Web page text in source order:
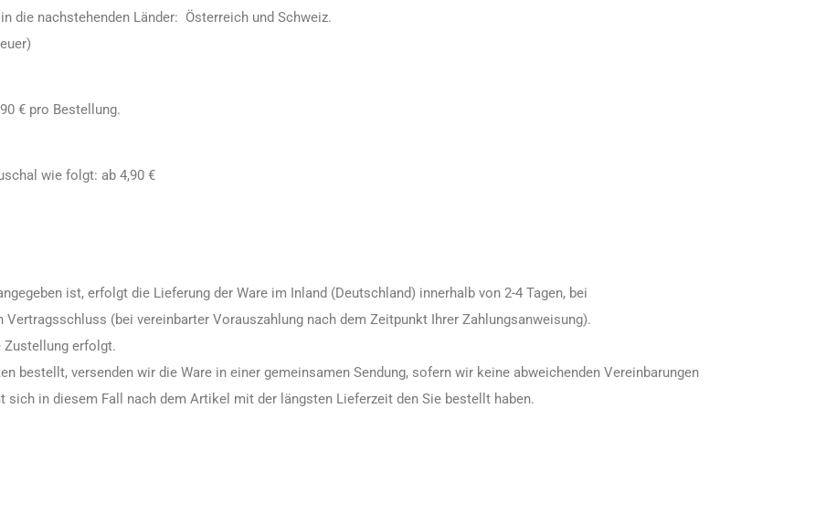
die nachstehenden Länder: Österreich und Schweiz.
€ pro Bestellung.
wie folgt: ab 4,90 €
ist, erfolgt die Lieferung der Ware im Inland (Deutschland) innerhalb von 2-4 Tagen, bei
(bei vereinbarter Vorauszahlung nach dem Zeitpunkt Ihrer Zahlungsanweisung).
Zustellung erfolgt.
bestellt, versenden wir die Ware in einer gemeinsamen Sendung, sofern wir keine abweichenden Vereinbarungen
in diesem Fall nach dem Artikel mit der längsten Lieferzeit den Sie bestellt haben.